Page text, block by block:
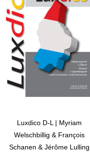
Luxdico D-L | Myriam
Welschbillig & François
Schanen & Jérôme Lulling